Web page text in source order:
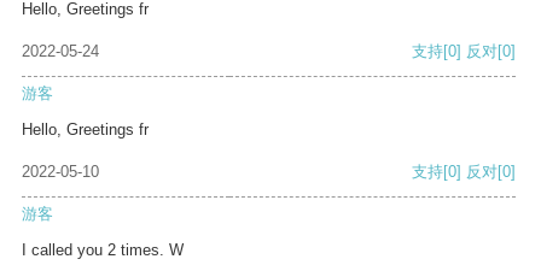
Hello, Greetings fr
2022-05-24 支持[0] 反对[0]
游客
Hello, Greetings fr
2022-05-10 支持[0] 反对[0]
游客
I called you 2 times. W